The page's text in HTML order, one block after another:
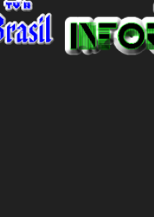
em si. No entanto, existem
mundo, incluindo a
desses indivíduos